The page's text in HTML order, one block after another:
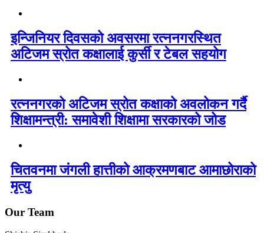
इन्जिनियर दिवसको अवसरमा रत्ननगरस्थित
अटिजम स्रोत कक्षालाई कुर्सी र टेबल सहयोग
रत्ननगरको अटिजम स्रोत कक्षाको अवलोकन गर्दै
शिक्षामन्त्री: समावेशी शिक्षामा सरकारको जोड
चितवनमा जंगली हात्तीको आक्रमणबाट आमाछोराको
मृत्यु
Our Team